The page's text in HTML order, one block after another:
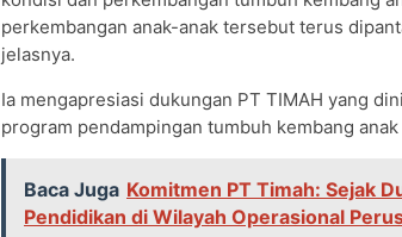
perkembangan anak-anak tersebut terus
jelasnya.
Ia mengapresiasi dukungan PT TIMAH yang
program pendampingan tumbuh kembang
Baca Juga Komitmen PT Timah: Sejak
Pendidikan di Wilayah Operasional